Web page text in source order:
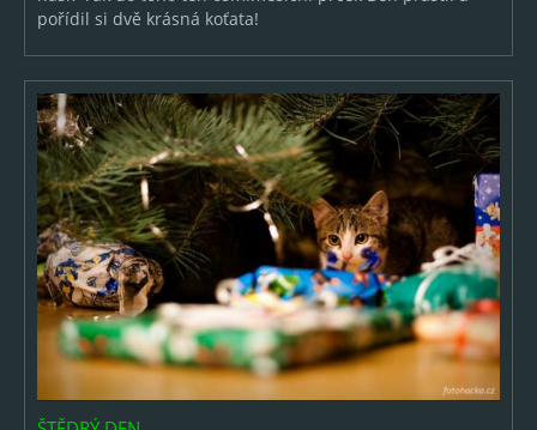
pořídil si dvě krásná koťata!